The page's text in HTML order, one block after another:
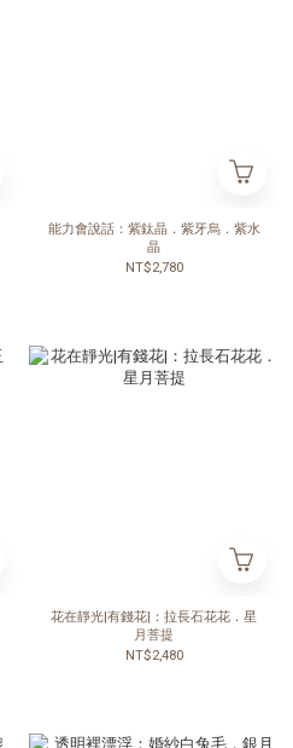
能力會說話：紫鈦晶．紫牙烏．紫水
晶
NT$2,780
花在靜光|有錢花|：拉長石花花．星
月菩提
NT$2,480